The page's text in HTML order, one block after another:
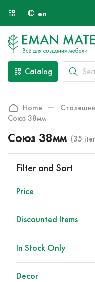
en
Catalog
Home
Союз 38мм
Союз 38мм (35
Filter and Sort
Price
Discounted Items
In Stock Only
Decor